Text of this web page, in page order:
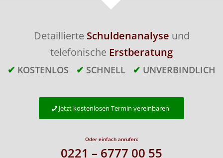
Detaillierte Schuldenanalyse und
telefonische Erstberatung
✔ KOSTENLOS ✔ SCHNELL ✔ UNVERBINDLICH
Jetzt kostenlosen Termin vereinbaren
Oder einfach anrufen:
0221 – 6777 00 55